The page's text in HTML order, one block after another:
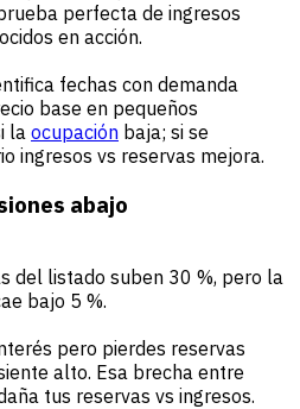
perfecta de ingresos
en acción.
fechas con demanda
base en pequeños
la ocupación baja; si se
ingresos vs reservas mejora.
abajo
del listado suben 30 %, pero la
bajo 5 %.
pero pierdes reservas
alto. Esa brecha entre
tus reservas vs ingresos.